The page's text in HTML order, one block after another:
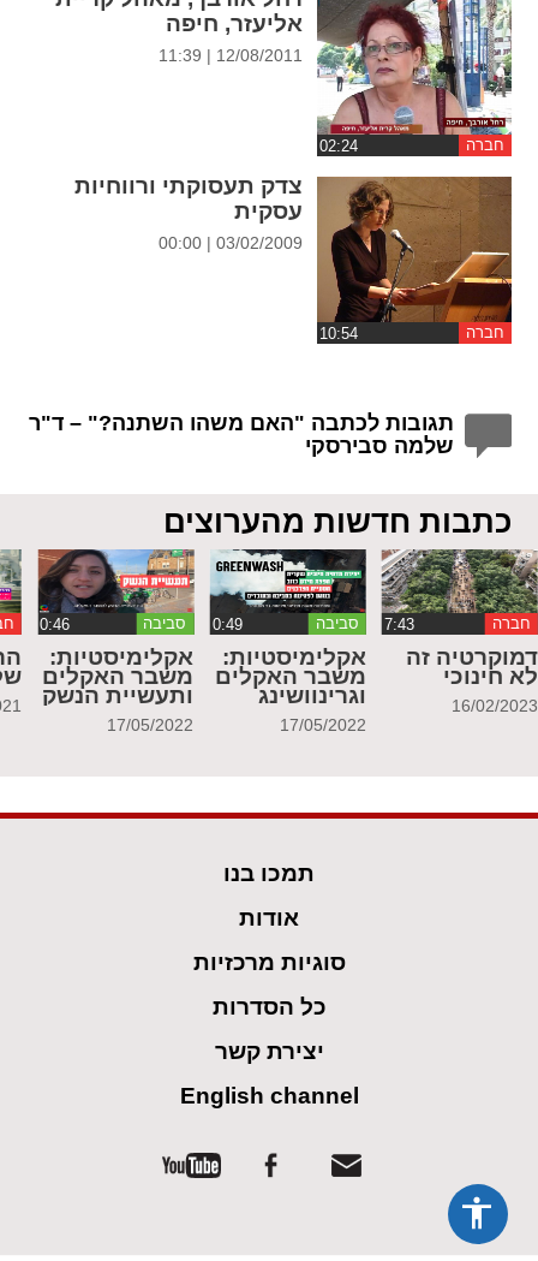
חברה
אליעזר, חיפה
12/08/2011 | 11:39
חברה
צדק תעסוקתי ורווחיות
עסקית
03/02/2009 | 00:00
תגובות לכתבה "האם משהו השתנה?" – ד"ר
שלמה סבירסקי
כתבות חדשות מהערוצים
חברה
דמוקרטיה זה
לא חינוכי
16/02/2023
סביבה ‏0:49
אקלימיסטיות:
משבר האקלים
וגרינוושינג
17/05/2022
סביבה
אקלימיסטיות:
משבר האקלים
ותעשיית הנשק
17/05/2022
תמכו בנו
אודות
סוגיות מרכזיות
כל הסדרות
יצירת קשר
English channel